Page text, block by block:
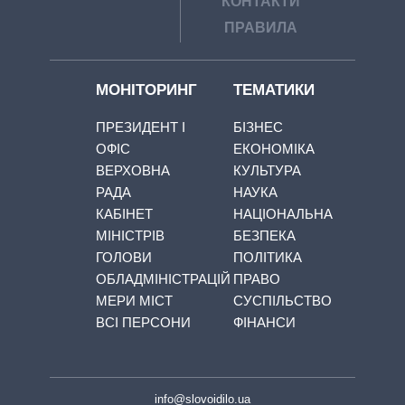
ПРАВИЛА
МОНІТОРИНГ
ПРЕЗИДЕНТ І
ОФІС
ВЕРХОВНА
РАДА
КАБІНЕТ
МІНІСТРІВ
ГОЛОВИ
ОБЛАДМІНІСТРАЦІЙ
МЕРИ МІСТ
ВСІ ПЕРСОНИ
ТЕМАТИКИ
БІЗНЕС
ЕКОНОМІКА
КУЛЬТУРА
НАУКА
НАЦІОНАЛЬНА
БЕЗПЕКА
ПОЛІТИКА
ПРАВО
СУСПІЛЬСТВО
ФІНАНСИ
info@slovoidilo.ua